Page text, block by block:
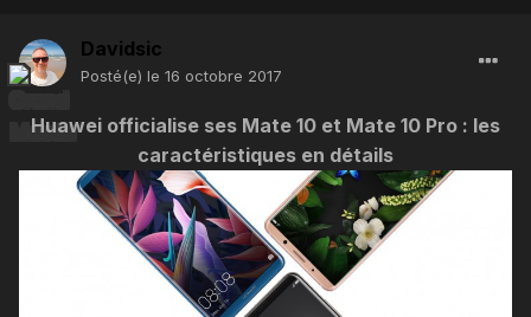
Davidsic
Posté(e) le 16 octobre 2017
Huawei officialise ses Mate 10 et Mate 10 Pro : les
caractéristiques en détails